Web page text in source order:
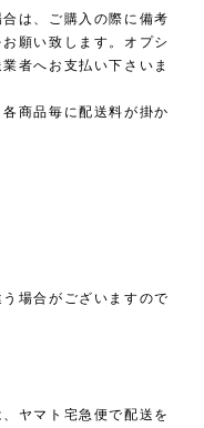
は、ご購入の際に備考
願い致します。オプシ
者へお支払い下さいま
商品毎に配送料が掛か
場合がございますので
ヤマト宅急便で配送を